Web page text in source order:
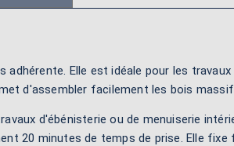
Elle est idéale pour les
d'assembler facilement les bois
d'ébénisterie ou de menuiserie
20 minutes de temps de prise. Elle